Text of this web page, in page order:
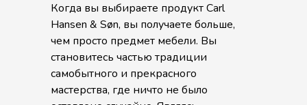
Когда вы выбираете продукт Carl
Hansen & Søn, вы получаете больше,
чем просто предмет мебели. Вы
становитесь частью традиции
самобытного и прекрасного
мастерства, где ничто не было